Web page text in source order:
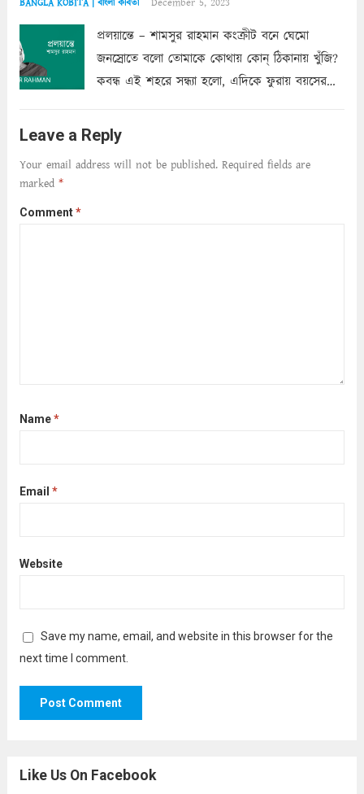
BANGLA KOBITA | বাংলা কবিতা
প্রলয়ান্তে – শামসুর রাহমান কংক্রীট বনে ঘেমো
জনস্রোতে বলো তোমাকে কোথায় কোন্‌ ঠিকানায় খুঁজি?
কবন্ধ এই শহরে সন্ধ্যা হলো, এদিকে ফুরায় বয়সের
আমার শরীরে সখ্য গড়ে, তোমার গহন ঊর্মিল যৌবন
আনে আশ্বন...
Leave a Reply
Your email address will not be published. Required fields are
marked *
Comment*
Name*
Email *
Website
Save my name, email, and website in this browser for the
next time I comment.
Like Us On Facebook